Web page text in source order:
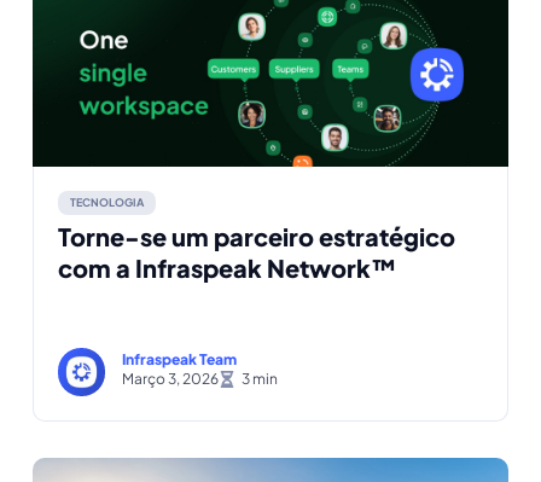
TECNOLOGIA
Torne-se um parceiro estratégico
com a Infraspeak Network™
Infraspeak Team
Março 3, 2026